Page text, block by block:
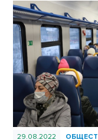
том числе, женщины,
29.08.2022